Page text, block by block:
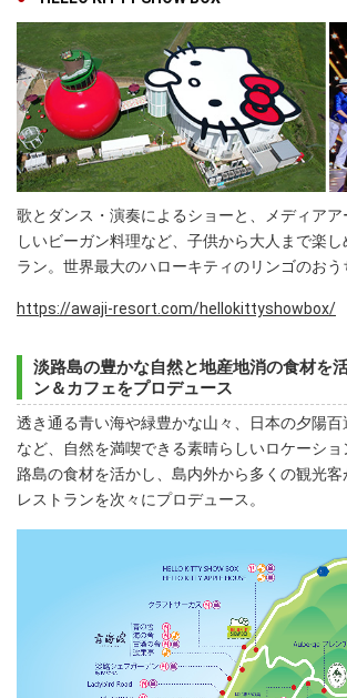
歌とダンス・演奏によるショーと、メディアア
しいビーガン料理など、子供から大人まで楽し
ラン。世界最大のハローキティのリンゴのおう
https://awaji-resort.com/hellokittyshowbox/
淡路島の豊かな自然と地産地消の食材を
ン＆カフェをプロデュース
透き通る青い海や緑豊かな山々、日本の夕陽
など、自然を満喫できる素晴らしいロケーシ
路島の食材を活かし、島内外から多くの観光
レストランを次々にプロデュース。